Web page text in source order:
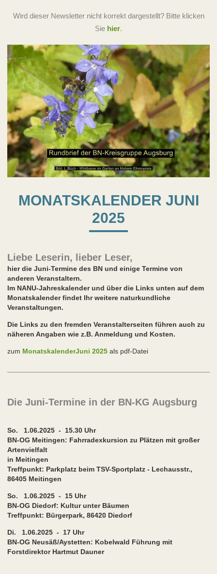
Wird dieser Newsletter nicht korrekt dargestellt? Bitte klicken
Sie hier.
MONATSKALENDER JUNI
2025
Liebe Leserin, lieber Leser,
hier die Juni-Termine des BN und einige Termine von
anderen Veranstaltern.
Im NANU-Jahreskalender und über die Links unten auf dem
Monatskalender findet Ihr weitere naturkundliche
Veranstaltungen.
Die Links zu den fremden Veranstalterseiten führen auch zu
näheren Angaben wie z.B. Anmeldung und Kosten.
zum MonatskalenderJuni 2025 als pdf-Datei
Die Juni-Termine in der BN-KG Augsburg
So. 1.06.2025 - 15.30 Uhr
BN-OG Meitingen: Fahrradexkursion zu Plätzen mit großer
Artenvielfalt
in Meitingen
Treffpunkt: Parkplatz beim TSV-Sportplatz - Lechausstr.,
86405 Meitingen
So. 1.06.2025 - 15 Uhr
BN-OG Diedorf: Kultur unter Bäumen
Treffpunkt: Bürgerpark, 86420 Diedorf
Di. 1.06.2025 - 17 Uhr
BN-OG Neusäß/Aystetten: Kobelwald Führung mit
Forstdirektor Hartmut Dauner